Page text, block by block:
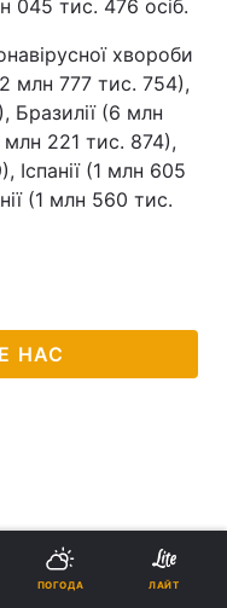
045 тис. 476 осіб.
хвороби
млн 777 тис. 754),
Бразилії (6 млн
221 тис. 874),
Іспанії (1 млн 605
(1 млн 560 тис.
НАС
ПОГОДА ЛАЙТ